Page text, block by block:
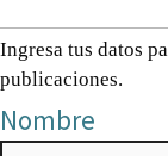
Ingresa tus datos
publicaciones.
Nombre